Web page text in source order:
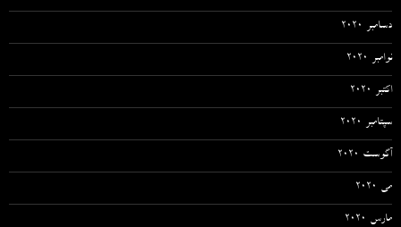
دسامبر 2020
نوامبر 2020
اکتبر 2020
سپتامبر 2020
آگوست 2020
می 2020
مارس 2020